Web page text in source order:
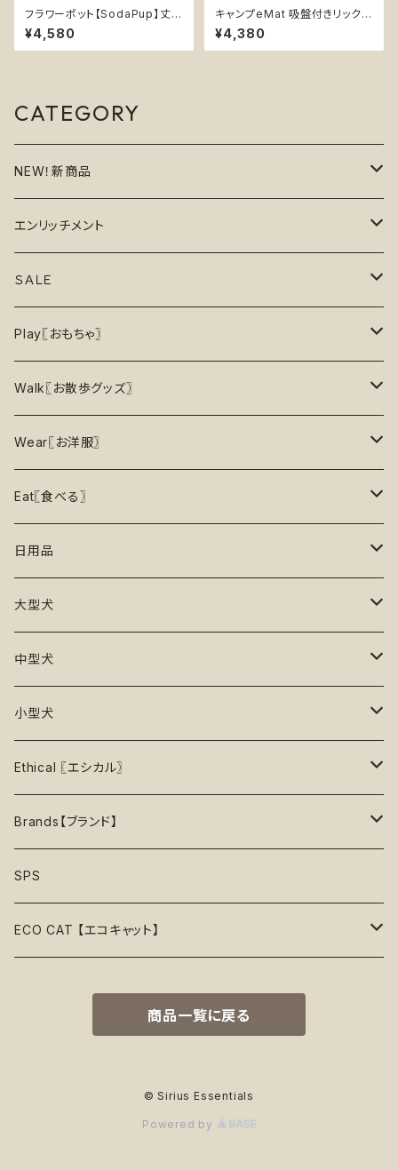
フラワーポット【SodaPup】丈夫
おやつ入れ可能 知育玩具 Flow
er Pot
¥4,580
キャンプeMat 吸盤付きリックマ
ット【SodaPup】難易度★★★
★ 早食い防止皿 スローフィー
ダー 知育 エンリッチメント スト
¥4,380
CATEGORY
NEW！新商品
6月の新商品
7月の新商品
8月の新商品
エンリッチメント
フードボウル
おもちゃ
パズル
トレーニング
リックマット
初級【★☆☆☆☆】やさしい
初級＋【★★☆☆☆】ふつう
香り付き
ＳＡＬＥ
割引で探す
5%OFF
10％OFF
35%OFF
40%OFF
おもちゃ
お洋服
リード・ハーネス・首輪
フードボウル
再入荷なし！
Play〖おもちゃ〗
二度楽しめる！壊すと新しいおもちゃが出てくる！
ノーズワーク【Nosework】
知育玩具【Enrichment】
丈夫なおもちゃ
ぬいぐるみ
ボール
噛むおもちゃ
ロープトイ【紐】
フリスビー
音鳴るおもちゃ
音鳴らないおもちゃ
Walk〖お散歩グッズ〗
首輪
ハーネス
リード
エチケット
Wear〖お洋服〗
レインコート
ロンパース
T -シャツ
パーカー
タンクトップ
セーター
アクセサリー
リボン
バンダナ
スリーブレス・ノースリーブ
リード穴付き
Eat〖食べる〗
フードボウル
早食い防止
おやつ入れ可能
知育【エンリッチメント】
リックマット
おやつ型
ウォーターボウル
日用品
Toothbrushes【歯ブラシ】
Poop Pickup【うんち処理】
Brushes【ブラシ】
大型犬
おもちゃ
お洋服
首輪
ハーネス
中型犬
おもちゃ
お洋服
首輪
ハーネス
小型犬
おもちゃ
お洋服
首輪
ハーネス
Ethical 〖エシカル〗
Sustainable〖サスティナブル〗
Organic〖オーガニック〗
Vegan〖ヴィーガン〗
Plastic Free〖プラスチックフリー〗
Brands【ブランド】
Alqo Wasi
Animals in Charge
Natural Rubber Toys【天然ゴムおもちゃ】
SPS
ECO CAT 【エコキャット】
ECO Clothes 【エコ服】
ECO Walk 【エコ散歩】
商品一覧に戻る
© Sirius Essentials
Powered by